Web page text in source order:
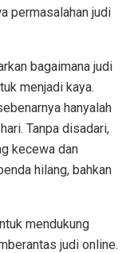
permasalahan judi
bagaimana judi
menjadi kaya.
hanyalah
Tanpa disadari,
kecewa dan
hilang, bahkan
mendukung
judi online.